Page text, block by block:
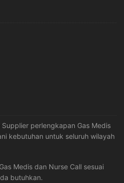
perlengkapan Gas Medis
kebutuhan untuk seluruh wilayah
Medis dan Nurse Call sesuai
butuhkan.